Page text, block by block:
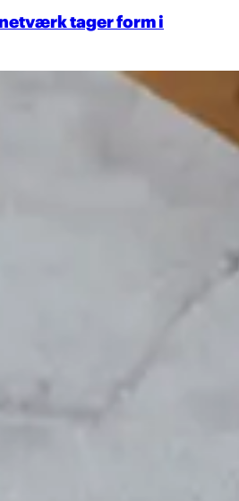
tager form i